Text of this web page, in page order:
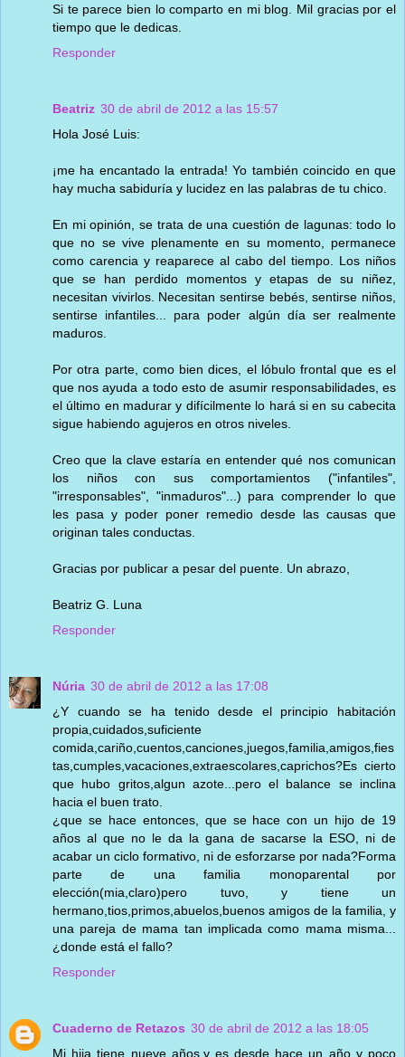
Si te parece bien lo comparto en mi blog. Mil gracias por el
tiempo que le dedicas.
Responder
Beatriz 30 de abril de 2012 a las 15:57
Hola José Luis:
¡me ha encantado la entrada! Yo también coincido en que
hay mucha sabiduría y lucidez en las palabras de tu chico.
En mi opinión, se trata de una cuestión de lagunas: todo lo
que no se vive plenamente en su momento, permanece
como carencia y reaparece al cabo del tiempo. Los niños
que se han perdido momentos y etapas de su niñez,
necesitan vivirlos. Necesitan sentirse bebés, sentirse niños,
sentirse infantiles... para poder algún día ser realmente
maduros.
Por otra parte, como bien dices, el lóbulo frontal que es el
que nos ayuda a todo esto de asumir responsabilidades, es
el último en madurar y difícilmente lo hará si en su cabecita
sigue habiendo agujeros en otros niveles.
Creo que la clave estaría en entender qué nos comunican
los niños con sus comportamientos ("infantiles",
"irresponsables", "inmaduros"...) para comprender lo que
les pasa y poder poner remedio desde las causas que
originan tales conductas.
Gracias por publicar a pesar del puente. Un abrazo,
Beatriz G. Luna
Responder
Núria 30 de abril de 2012 a las 17:08
¿Y cuando se ha tenido desde el principio habitación
propia,cuidados,suficiente
comida,cariño,cuentos,canciones,juegos,familia,amigos,fies
tas,cumples,vacaciones,extraescolares,caprichos?Es cierto
que hubo gritos,algun azote...pero el balance se inclina
hacia el buen trato.
¿que se hace entonces, que se hace con un hijo de 19
años al que no le da la gana de sacarse la ESO, ni de
acabar un ciclo formativo, ni de esforzarse por nada?Forma
parte de una familia monoparental por
elección(mia,claro)pero tuvo, y tiene un
hermano,tios,primos,abuelos,buenos amigos de la familia, y
una pareja de mama tan implicada como mama misma...
¿donde está el fallo?
Responder
Cuaderno de Retazos 30 de abril de 2012 a las 18:05
Mi hija tiene nueve años,y es desde hace un año y poco